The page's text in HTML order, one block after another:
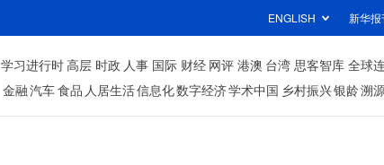
ENGLISH 新华报
学习进行时高层 时政 人事 国际 财经 网评 港澳 台湾 思客智库 全球
金融汽车食品 人居生活信息化数字经济学术中国 乡村振兴银龄溯